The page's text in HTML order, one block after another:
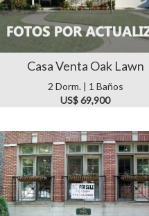
Casa Venta Oak Lawn
2 Dorm. | 1 Baños
US$ 69,900